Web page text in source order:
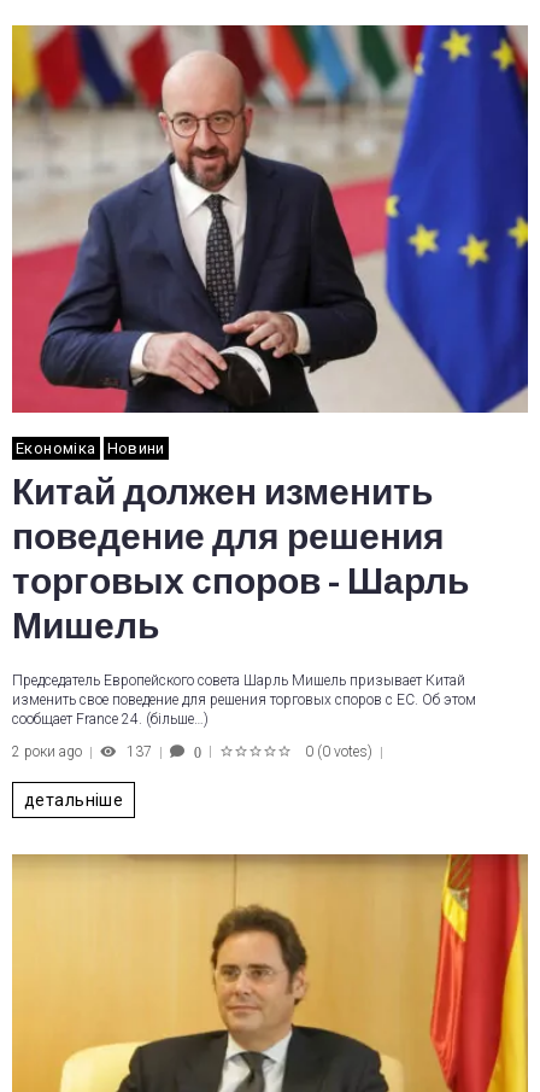
Економіка Новини
Китай должен изменить
поведение для решения
торговых споров - Шарль
Мишель
Председатель Европейского совета Шарль Мишель призывает Китай
изменить свое поведение для решения торговых споров с ЕС. Об этом
сообщает France 24. (більше…)
2 роки ago
137 0 0 (0 votes)
детальніше